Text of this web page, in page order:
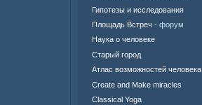
Гипотезы и исследования
Площадь Встреч - форум
Наука о человеке
Старый город
Атлас возможностей человека
Create and Make miracles
Classical Yoga